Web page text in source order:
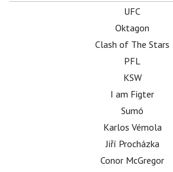
UFC
Oktagon
Clash of The Stars
PFL
KSW
I am Figter
Sumó
Karlos Vémola
Jiří Procházka
Conor McGregor